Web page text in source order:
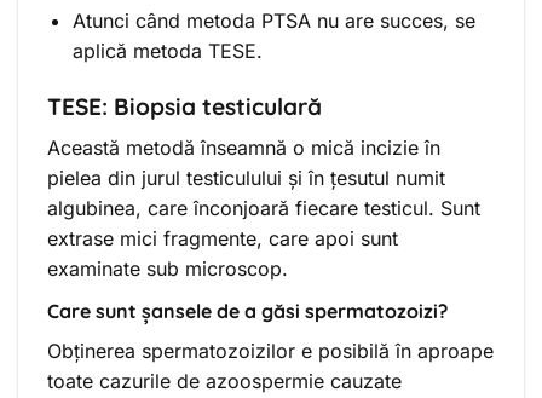
Atunci când metoda PTSA nu are succes, se
aplică metoda TESE.
TESE: Biopsia testiculară
Această metodă înseamnă o mică incizie în
pielea din jurul testiculului și în țesutul numit
algubinea, care înconjoară fiecare testicul. Sunt
extrase mici fragmente, care apoi sunt
examinate sub microscop.
Care sunt șansele de a găsi spermatozoizi?
Obținerea spermatozoizilor e posibilă în aproape
toate cazurile de azoospermie cauzate